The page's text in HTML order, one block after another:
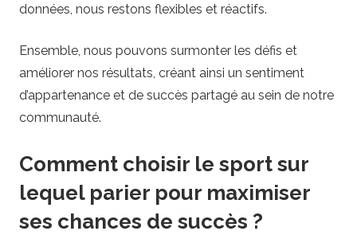
données, nous restons flexibles et réactifs.
Ensemble, nous pouvons surmonter les défis et
améliorer nos résultats, créant ainsi un sentiment
d’appartenance et de succès partagé au sein de notre
communauté.
Comment choisir le sport sur
lequel parier pour maximiser
ses chances de succès ?